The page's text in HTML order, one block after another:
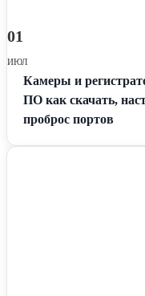
01
ИЮЛ
Камеры и
ПО как скачать,
проброс портов